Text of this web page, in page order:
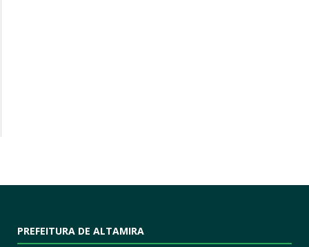
PREFEITURA DE ALTAMIRA